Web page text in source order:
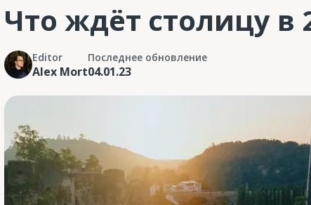
Что ждёт столицу в
Editor
Alex Mort
Последнее обновление
04.01.23